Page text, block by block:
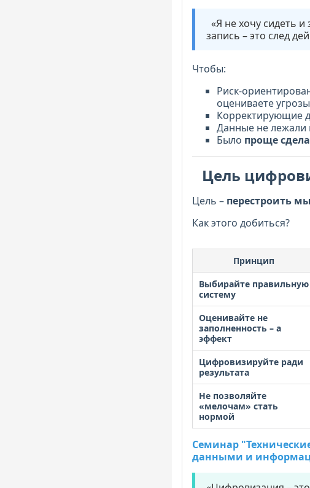
«Я не хочу сидеть
запись – это след
Чтобы:
Риск-
оцениваете
Корректирующие
Данные не лежали
Было проще
Цель
Цель – перестроить
Как этого добиться?
Принцип
Выбирайте правильную
систему
Оценивайте не
заполненность – а
эффект
Цифровизируйте ради
результата
Не позволяйте
«мелочам» стать
нормой
Семинар
данными и